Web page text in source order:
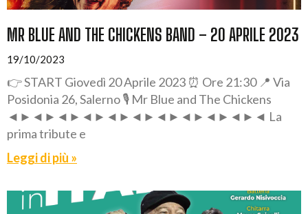
MR BLUE AND THE CHICKENS BAND – 20 APRILE 2023
19/10/2023
👉 START Giovedì 20 Aprile 2023 ⏰ Ore 21:30 📍 Via
Posidonia 26, Salerno 🎙️ Mr Blue and The Chickens
◄►◄►◄►◄►◄►◄►◄►◄►◄►◄►◄ La
prima tribute e
Leggi di più »